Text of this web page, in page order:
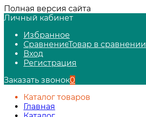
Полная версия сайта
Личный кабинет
Избранное
СравнениеТовар в сравнении
Вход
Регистрация
Заказать звонок0
Каталог товаров
Главная